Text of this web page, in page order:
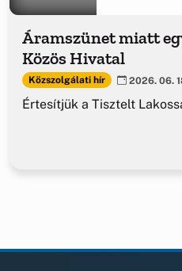
Áramszünet miatt
Közös Hivatal
Közszolgálati hír 2026. 06.
Értesítjük a Tisztelt